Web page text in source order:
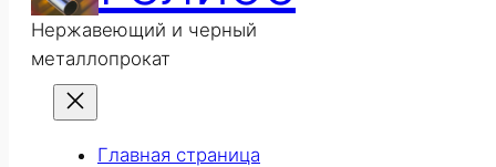
Нержавеющий и черный
металлопрокат
Главная страница